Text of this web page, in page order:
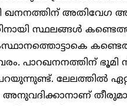
ഖനനത്തിന് അതിവേഗ
സ്ഥലങ്ങൾ
പാറഖനനത്തിന് ഭൂമി
ലേലത്തിൽ